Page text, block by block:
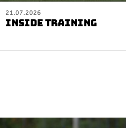
21.07.2026
INSIDE TRAINING